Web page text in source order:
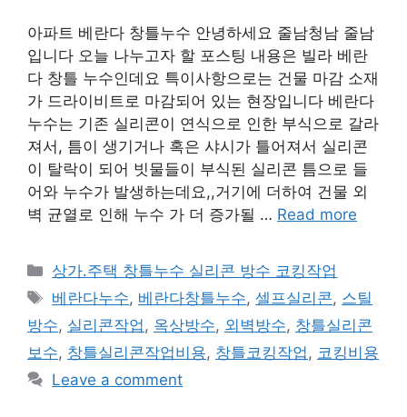
아파트 베란다 창틀누수 안녕하세요 줄남청남 줄남
입니다 오늘 나누고자 할 포스팅 내용은 빌라 베란
다 창틀 누수인데요 특이사항으로는 건물 마감 소재
가 드라이비트로 마감되어 있는 현장입니다 베란다
누수는 기존 실리콘이 연식으로 인한 부식으로 갈라
져서, 틈이 생기거나 혹은 샤시가 틀어져서 실리콘
이 탈락이 되어 빗물들이 부식된 실리콘 틈으로 들
어와 누수가 발생하는데요,,거기에 더하여 건물 외
벽 균열로 인해 누수 가 더 증가될 … Read more
Categories
상가.주택 창틀누수 실리콘 방수 코킹작업
Tags
베란다누수, 베란다창틀누수,셀프실리콘, 스틸
방수, 실리콘작업, 옥상방수, 외벽방수, 창틀실리콘
보수, 창틀실리콘작업비용, 창틀코킹작업, 코킹비용
Leave a comment